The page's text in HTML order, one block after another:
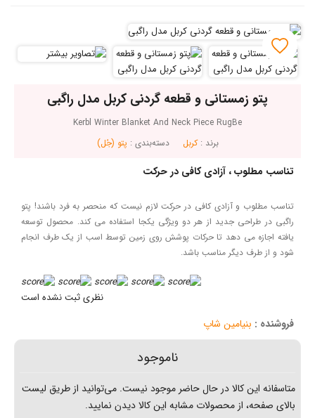
و قطعه گردنی کربل مدل راگبی
Kerbl Winter Blanket And Neck Piece RugBe
دسته‌بندی :پتو (جُل)
، آزادی کافی در حرکت
و آزادی کافی در حرکت لازم نیست که منحصر به فرد باشند! پتو
جدید از هر دو ویژگی یکجا استفاده می کند. محصول توسعه
می دهد تا حرکات پوشش روی زمین توسط اسب از یک طرف انجام
دیگر مناسب باشد.
نظری ثبت نشده است
شاپ
کالا در حال حاضر موجود نیست. می‌توانید از طریق لیست
از محصولات مشابه این کالا دیدن نمایید.